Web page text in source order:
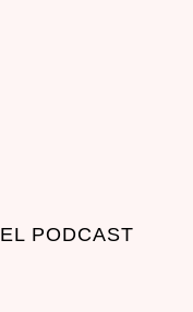
EL PODCAST